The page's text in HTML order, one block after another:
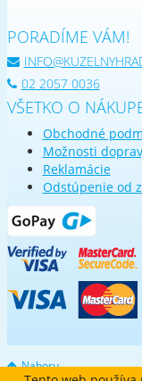
PORADÍME VÁM!
02 2057 0036
VŠETKO O
Obchodné
Možnosti
Reklamácie
Odstúpenie od
Nahoru